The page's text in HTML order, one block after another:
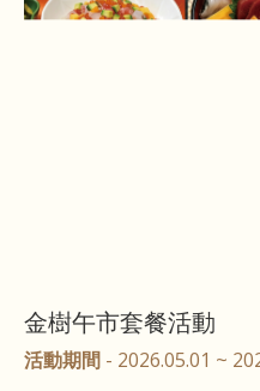
金樹午市套餐活動
活動期間 - 2026.05.01 ~